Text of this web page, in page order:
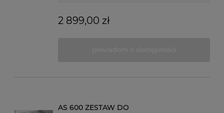
2 899,00 zł
AS 600 ZESTAW DO